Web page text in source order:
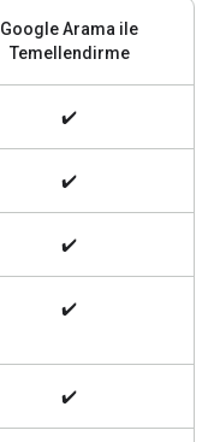
Google Arama ile
Temellendirme
✔️
✔️
✔️
✔️
✔️